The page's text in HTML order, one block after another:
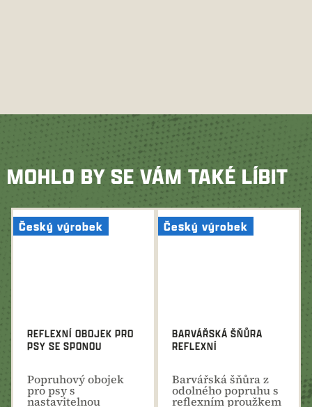
MOHLO BY SE VÁM TAKÉ LÍBIT
Český výrobek
REFLEXNÍ OBOJEK PRO
PSY SE SPONOU
Popruhový obojek
pro psy s
nastavitelnou
Český výrobek
BARVÁŘSKÁ ŠŇŮRA
REFLEXNÍ
Barvářská šňůra z
odolného popruhu s
reflexním proužkem